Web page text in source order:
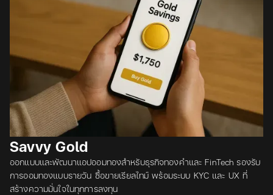
Savvy Gold
ออกแบบและพัฒนาแอปออมทองสำหรับธุรกิจทองคำและ FinTech รองรับ
การออมทองแบบรายวัน ซื้อขายเรียลไทม์ พร้อมระบบ KYC และ UX ที่
สร้างความมั่นใจในทุกการลงทุน